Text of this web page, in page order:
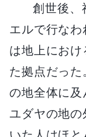
創世後、
エルで行な
は地上におけ
た拠点だっ
の地全体に及
ユダヤの地